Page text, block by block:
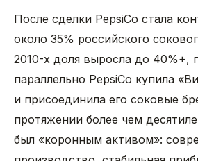
После сделки PepsiCo стала
около 35% российского
2010-х доля выросла до 40%+,
параллельно PepsiCo купила
и присоединила его соковые
протяжении более чем
был «коронным активом»: